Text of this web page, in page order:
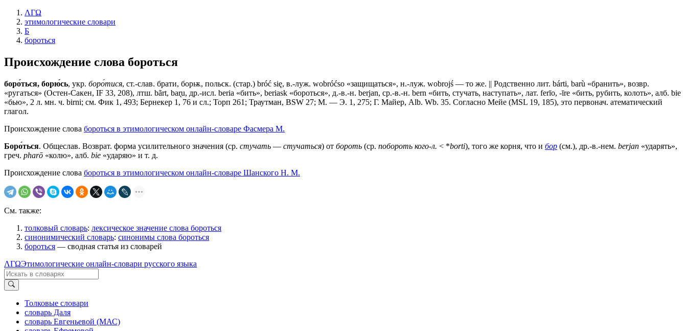
ΛΓΩ
этимологические словари
Б
бороться
Происхождение слова бороться
боро́ться, борю́сь, укр. боро́тися, ст.-слав. брати, борѭ, польск. (стар.) bróć się, в.-луж. wobróćso «защищаться», н.-луж. wobrojś — то же. || Родственно лит. bárti, barù «бранить», возвр.
«ругаться» (Остен-Сакен, IF 33, 208), лтш. bãrt, bar̨u, др.-исл. beria «бить», beriask «бороться», д.-в.-н. berjan, ср.-в.-н. bern «бить, стучать, наступать», лат. ferīo, -īre «бить, рубить, колоть», алб. bie
«бью», 2 л. мн. ч. birni; см. Фик 1, 493; Бернекер 1, 76 и сл.; Торп 261; Траутман, BSW 27; М. — Э. 1, 275; Г. Майер, Alb. Wb. 35. Согласно Мейе (MSL 19, 185), это первонач. атематический
глагол.
Происхождение слова бороться в этимологическом онлайн-словаре Фасмера М.
Боро́ться. Общеслав. Возврат. форма усилительного значения (ср. стучать — стучаться) от бороть (ср. побороть кого-л. < *borti), того же корня, что и бор (см.), др.-в.-нем. berjan «ударять»,
греч. pharō «колю», алб. bie «ударяю» и т. д.
Происхождение слова бороться в этимологическом онлайн-словаре Шанского Н. М.
См. также:
толковый словарь: лексическое значение слова бороться
синонимический словарь: синонимы слова бороться
бороться — сводная статья из словарей
ΛΓΩЭтимологические онлайн-словари русского языка
Толковые словари
словарь Даля
словарь Евгеньевой (МАС)